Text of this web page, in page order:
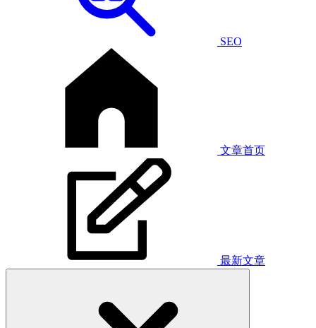
SEO
文章首页
最新文章